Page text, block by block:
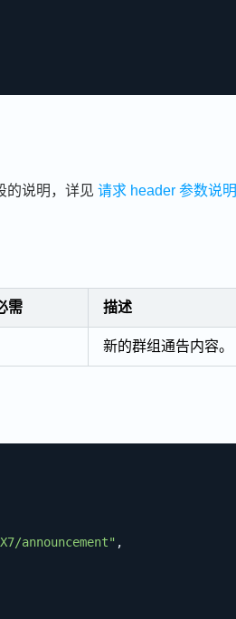
的说明，详见 请求 header 参数说明
需 描述
新的群组通告内容。
announcement" ,